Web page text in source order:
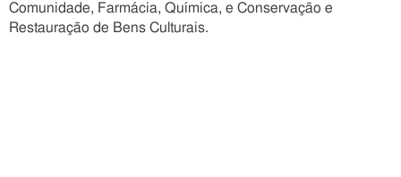
Comunidade, Farmácia, Química, e Conservação e
Restauração de Bens Culturais.